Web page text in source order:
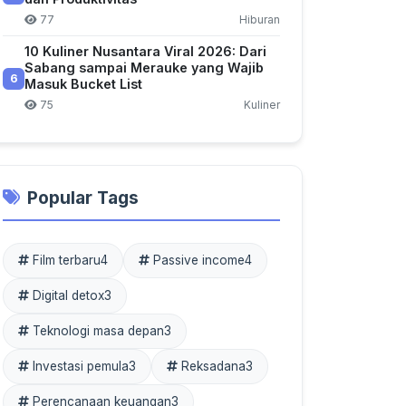
77 Hiburan
6
10 Kuliner Nusantara Viral 2026: Dari
Sabang sampai Merauke yang Wajib
Masuk Bucket List
75 Kuliner
Popular Tags
Film terbaru4 Passive income4
Digital detox3
Teknologi masa depan3
Investasi pemula3 Reksadana3
Perencanaan keuangan3